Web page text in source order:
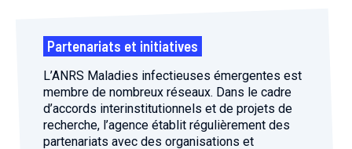
Partenariats et initiatives
L’ANRS Maladies infectieuses émergentes est
membre de nombreux réseaux. Dans le cadre
d’accords interinstitutionnels et de projets de
recherche, l’agence établit régulièrement des
partenariats avec des organisations et